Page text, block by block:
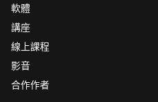
軟體
講座
線上課程
影音
合作作者